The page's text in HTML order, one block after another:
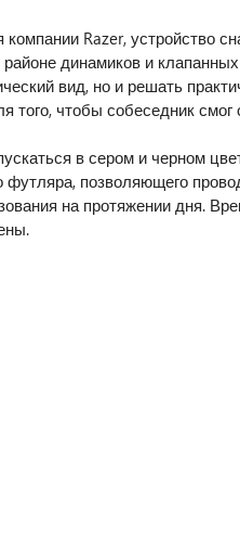
Razer, устройство
районе динамиков и
вид, но и решать
того, чтобы собеседник
в сером и черном
футляра, позволяющего
на протяжении дня.